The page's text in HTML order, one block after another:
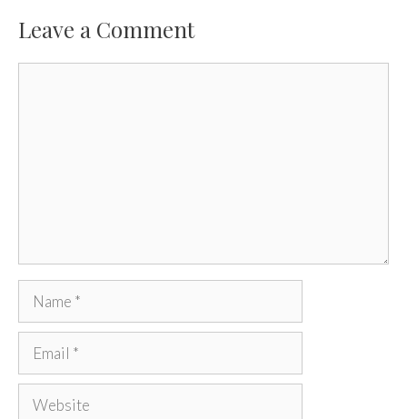
Leave a Comment
Name
Email
Website